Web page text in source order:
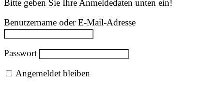
Bitte geben Sie Ihre Anmeldedaten unten ein!
Benutzername oder E-Mail-Adresse
Passwort
Angemeldet bleiben